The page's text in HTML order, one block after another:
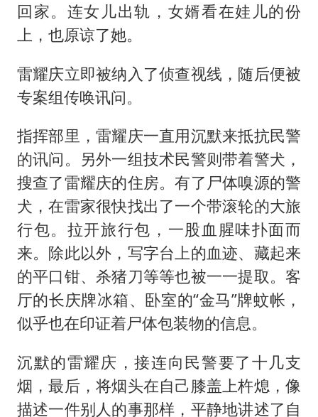
回家。连女儿出轨，女婿看在娃儿的份
上，也原谅了她。
雷耀庆立即被纳入了侦查视线，随后便被
专案组传唤讯问。
指挥部里，雷耀庆一直用沉默来抵抗民警
的讯问。另外一组技术民警则带着警犬，
搜查了雷耀庆的住房。有了尸体嗅源的警
犬，在雷家很快找出了一个带滚轮的大旅
行包。拉开旅行包，一股血腥味扑面而
来。除此以外，写字台上的血迹、藏起来
的平口钳、杀猪刀等等也被一一提取。客
厅的长庆牌冰箱、卧室的“金马”牌蚊帐，
似乎也在印证着尸体包装物的信息。
沉默的雷耀庆，接连向民警要了十几支
烟，最后，将烟头在自己膝盖上杵熄，像
描述一件别人的事那样，平静地讲述了自